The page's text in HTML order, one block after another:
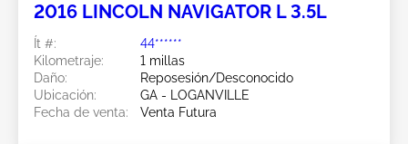
2016 LINCOLN NAVIGATOR L 3.5L
Ít #:
44******
Kilometraje:
1 millas
Daño:
Reposesión/Desconocido
Ubicación:
GA - LOGANVILLE
Fecha de venta:
Venta Futura